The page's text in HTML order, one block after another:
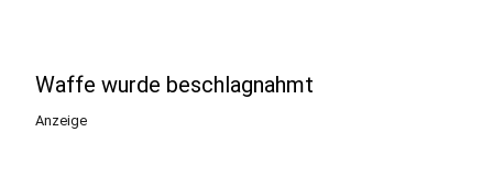
Waffe wurde beschlagnahmt
Anzeige